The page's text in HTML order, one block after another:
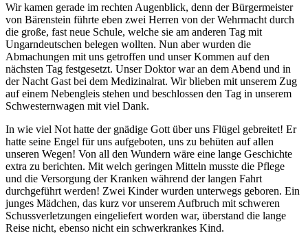
Wir kamen gerade im rechten Augenblick, denn der Bürgermeister
von Bärenstein führte eben zwei Herren von der Wehrmacht durch
die große, fast neue Schule, welche sie am anderen Tag mit
Ungarndeutschen belegen wollten. Nun aber wurden die
Abmachungen mit uns getroffen und unser Kommen auf den
nächsten Tag festgesetzt. Unser Doktor war an dem Abend und in
der Nacht Gast bei dem Medizinalrat. Wir blieben mit unserem Zug
auf einem Nebengleis stehen und beschlossen den Tag in unserem
Schwesternwagen mit viel Dank.
In wie viel Not hatte der gnädige Gott über uns Flügel gebreitet! Er
hatte seine Engel für uns aufgeboten, uns zu behüten auf allen
unseren Wegen! Von all den Wundern wäre eine lange Geschichte
extra zu berichten. Mit welch geringen Mitteln musste die Pflege
und die Versorgung der Kranken während der langen Fahrt
durchgeführt werden! Zwei Kinder wurden unterwegs geboren. Ein
junges Mädchen, das kurz vor unserem Aufbruch mit schweren
Schussverletzungen eingeliefert worden war, überstand die lange
Reise nicht, ebenso nicht ein schwerkrankes Kind.